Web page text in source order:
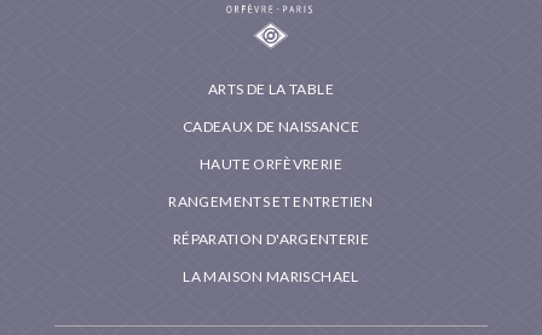
ARTS DE LA TABLE
CADEAUX DE NAISSANCE
HAUTE ORFÈVRERIE
RANGEMENTS ET ENTRETIEN
RÉPARATION D'ARGENTERIE
LA MAISON MARISCHAEL